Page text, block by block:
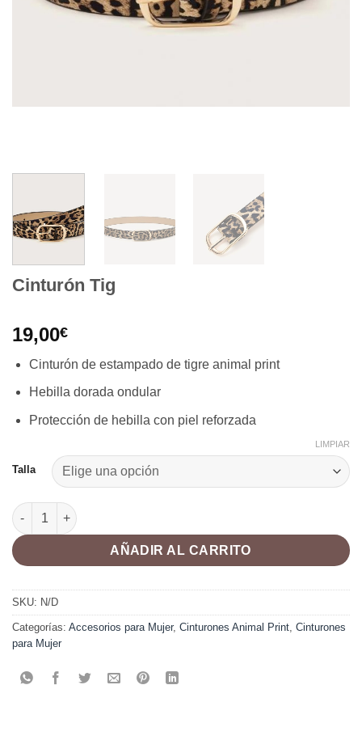
Cinturón Tig
19,00€
Cinturón de estampado de tigre animal print
Hebilla dorada ondular
Protección de hebilla con piel reforzada
Talla
LIMPIAR
Cinturón Tig cantidad
AÑADIR AL CARRITO
SKU: N/D
Categorías: Accesorios para Mujer, Cinturones Animal Print Cinturones
para Mujer